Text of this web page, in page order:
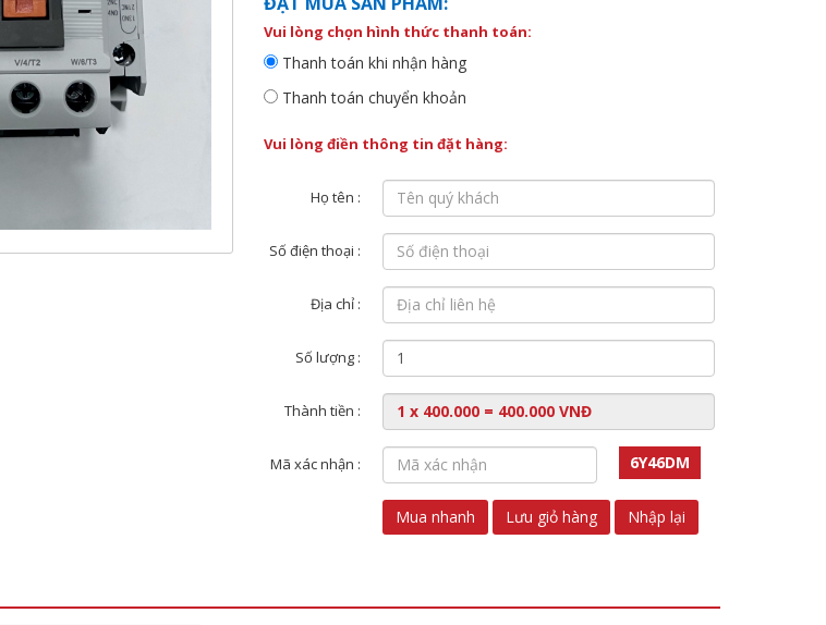
Vui lòng chọn hình thức thanh toán:
Thanh toán khi nhận hàng
Thanh toán chuyển khoản
Vui lòng điền thông tin đặt hàng:
Họ tên :
Số điện thoại :
Địa chỉ :
Số lượng :
Thành tiền :
Mã xác nhận : 6Y46DM
Mua nhanh Lưu giỏ hàng Nhập lại